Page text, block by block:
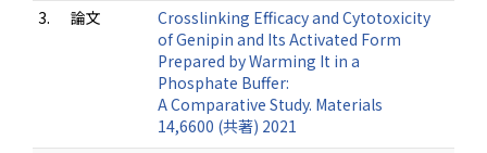
3.
論文
Crosslinking Efficacy and Cytotoxicity
of Genipin and Its Activated Form
Prepared by Warming It in a
Phosphate Buffer:
A Comparative Study. Materials
14,6600 (共著) 2021